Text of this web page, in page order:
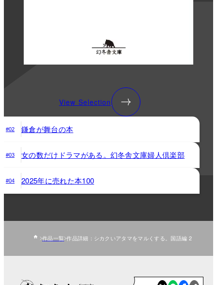
View Selection
#02 鎌倉が舞台の本
#03 女の数だけドラマがある。幻冬舎文庫婦人倶楽部
#04 2025年に売れた本100
作品一覧 作品詳細：シカクいアタマをマルくする。国語編 2